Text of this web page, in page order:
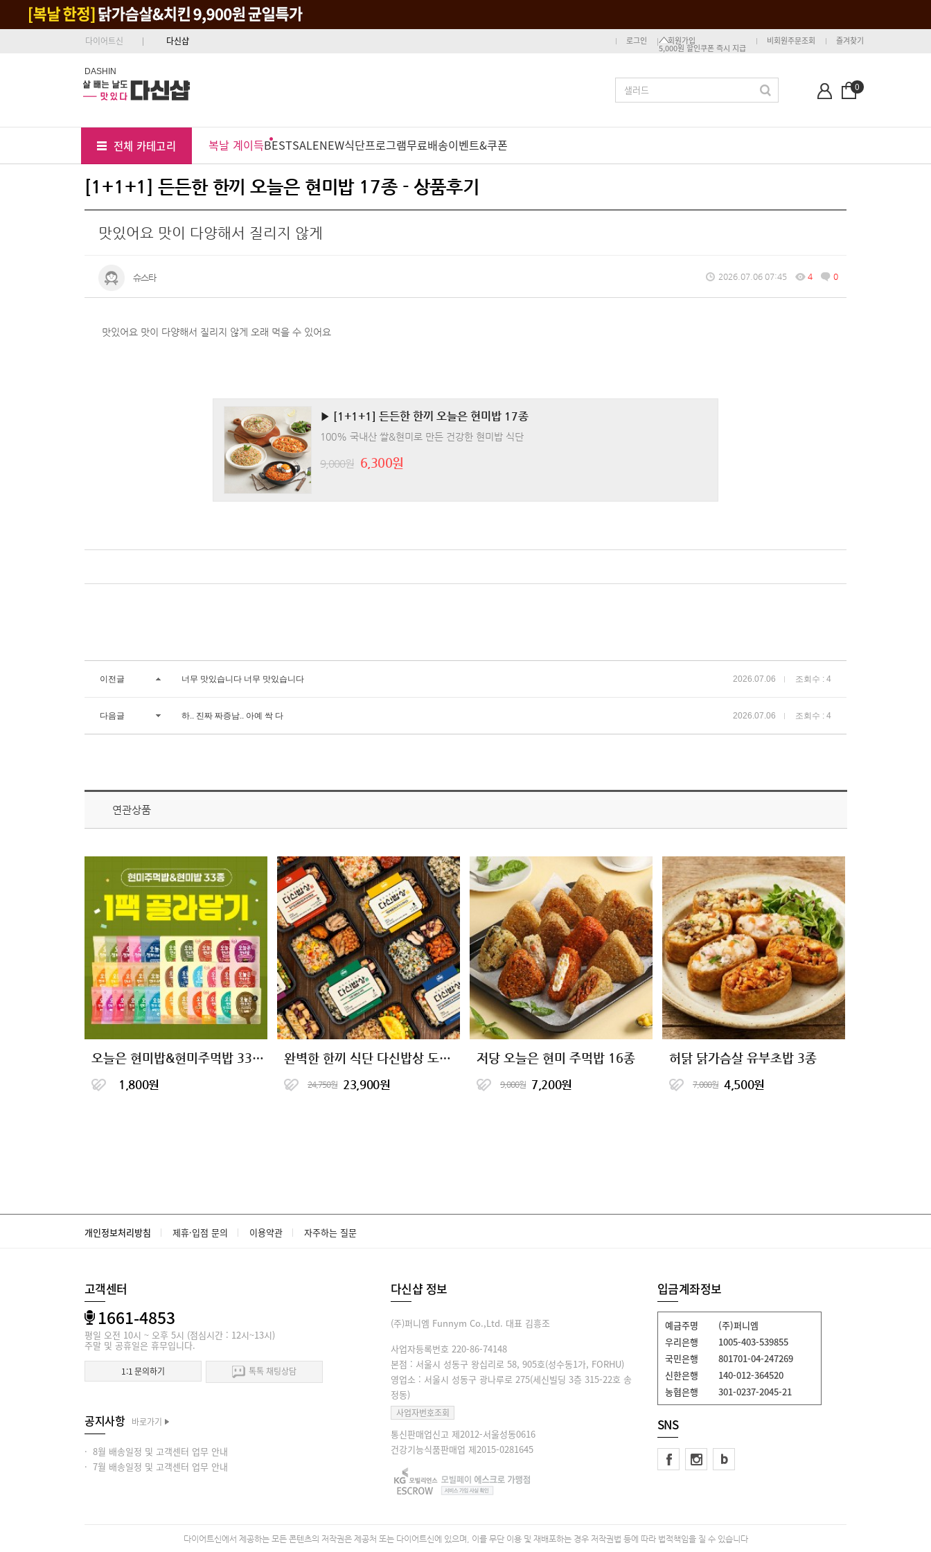
다이어트신 다신샵 로그인 회원가입
5,000원 할인쿠폰 즉시 지급
비회원주문조회 즐겨찾기
DASHIN
0
전체 카테고리 복날 계이득BESTSALENEW식단프로그램무료배송이벤트&쿠폰
[1+1+1] 든든한 한끼 오늘은 현미밥 17종 - 상품후기
맛있어요 맛이 다양해서 질리지 않게
슈스타 2026.07.06 07:45 4 0
맛있어요 맛이 다양해서 질리지 않게 오래 먹을 수 있어요
▶ [1+1+1] 든든한 한끼 오늘은 현미밥 17종
100% 국내산 쌀&현미로 만든 건강한 현미밥 식단
9,000원 6,300원
이전글 너무 맛있습니다 너무 맛있습니다 2026.07.06 조회수 : 4
다음글 하.. 진짜 짜증남.. 아예 싹 다 2026.07.06 조회수 : 4
연관상품
오늘은 현미밥&현미주먹밥 33종 1팩 골라담기
1,800원
완벽한 한끼 식단 다신밥상 도시락
24,750원 23,900원
저당 오늘은 현미 주먹밥 16종
9,000원 7,200원
허닭 닭가슴살 유부초밥 3종
7,000원 4,500원
개인정보처리방침 제휴·입점 문의 이용약관 자주하는 질문
고객센터
1661-4853
평일 오전 10시 ~ 오후 5시 (점심시간 : 12시~13시)
주말 및 공휴일은 휴무입니다.
1:1 문의하기 톡톡 채팅상담
공지사항 바로가기
· 8월 배송일정 및 고객센터 업무 안내
· 7월 배송일정 및 고객센터 업무 안내
다신샵 정보
(주)퍼니엠 Funnym Co.,Ltd. 대표 김흥조
사업자등록번호 220-86-74148
본점 : 서울시 성동구 왕십리로 58, 905호(성수동1가, FORHU)
영업소 : 서울시 성동구 광나루로 275(세신빌딩 3층 315-22호 송
정동)
사업자번호조회
통신판매업신고 제2012-서울성동0616
건강기능식품판매업 제2015-0281645
입금계좌정보
예금주명
(주)퍼니엠
우리은행
1005-403-539855
국민은행
801701-04-247269
신한은행
140-012-364520
농협은행
301-0237-2045-21
SNS
다이어트신에서 제공하는 모든 콘텐츠의 저작권은 제공처 또는 다이어트신에 있으며, 이를 무단 이용 및 재배포하는 경우 저작권법 등에 따라 법적책임을 질 수 있습니다